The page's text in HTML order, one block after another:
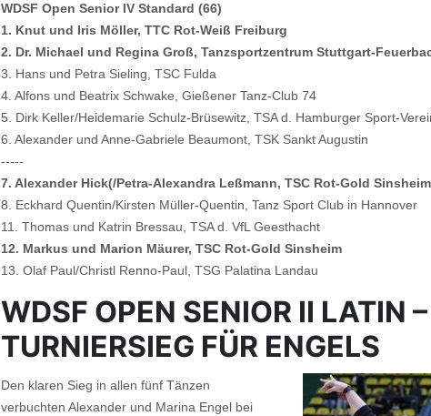
WDSF Open Senior IV Standard (66)
1. Knut und Iris Möller, TTC Rot-Weiß Freiburg
2. Dr. Michael und Regina Groß, Tanzsportzentrum Stuttgart-
3. Hans und Petra Sieling, TSC Fulda
4. Alfons und Beatrix Schwake, Gießener Tanz-Club 74
5. Dirk Keller/Heidemarie Schulz-Brüsewitz, TSA d. Hamburger Sport-
6. Alexander und Anne-Gabriele Beaumont, TSK Sankt Augustin
-----
7. Alexander Hick(/Petra-Alexandra Leßmann, TSC Rot-Gold Sinsheim
8. Eckhard Quentin/Kirsten Müller-Quentin, Tanz Sport Club in Hannover
11. Thomas und Katrin Bressau, TSA d. VfL Geesthacht
12. Markus und Marion Mäurer, TSC Rot-Gold Sinsheim
13. Olaf Paul/Christl Renno-Paul, TSG Palatina Landau
WDSF OPEN SENIOR II LATIN
TURNIERSIEG FÜR ENGELS
Den klaren Sieg in allen fünf Tänzen
verbuchten Alexander und Marina Engel bei